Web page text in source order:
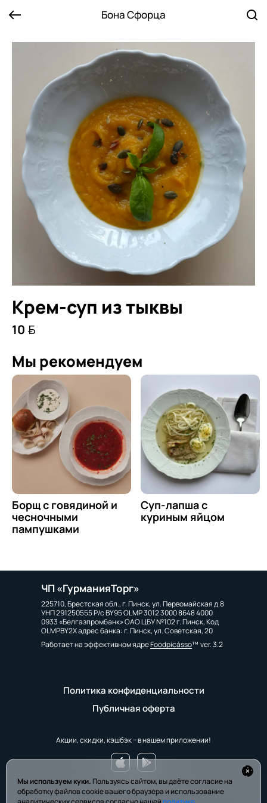
Бона Сфорца
Мы используем куки. Пользуясь сайтом, вы даёте согласие на
обработку файлов cookie вашего браузера и использование
Крем-суп из тыквы
10 
Мы рекомендуем
Борщ с говядиной и
чесночными
пампушками
Суп-лапша с
куриным яйцом
ЧП «ГурманияТорг»
225710, Брестская обл., г. Пинск, ул. Первомайская д.8
УНП 291250555 Р/с BY95 OLMP 3012 3000 8648 4000
0933 «Белгазпромбанк» ОАО ЦБУ №102 г. Пинск, Код
OLMPBY2X адрес банка: г. Пинск, ул. Советская, 20
Работает на эффективном ядреFoodpicássover. 3.2
Политика конфиденциальности
Публичная оферта
Акции, скидки, кэшбэк − в нашем приложении!